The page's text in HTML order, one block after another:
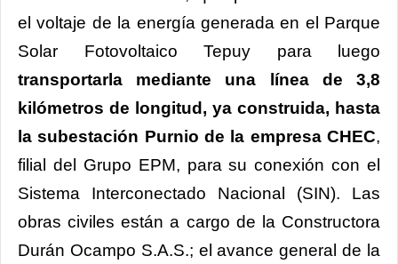
el voltaje de la energía generada en el Parque
Solar Fotovoltaico Tepuy para luego
transportarla mediante una línea de 3,8
kilómetros de longitud, ya construida, hasta
la subestación Purnio de la empresa CHEC,
filial del Grupo EPM, para su conexión con el
Sistema Interconectado Nacional (SIN). Las
obras civiles están a cargo de la Constructora
Durán Ocampo S.A.S.; el avance general de la